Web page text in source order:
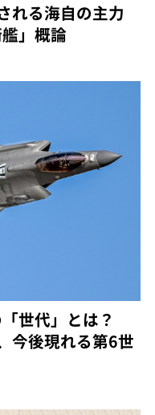
れる海自の主力
」概論
世代」とは？
後現れる第6世